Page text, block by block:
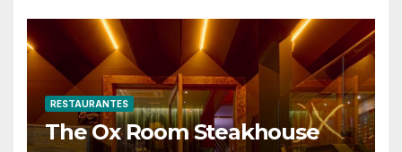
RESTAURANTES
The Ox Room Steakhouse